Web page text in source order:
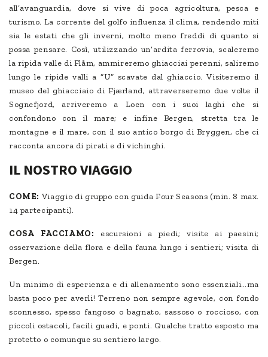
all’avanguardia, dove si vive di poca agricoltura, pesca e
turismo. La corrente del golfo influenza il clima, rendendo miti
sia le estati che gli inverni, molto meno freddi di quanto si
possa pensare. Così, utilizzando un’ardita ferrovia, scaleremo
la ripida valle di Flåm, ammireremo ghiacciai perenni, saliremo
lungo le ripide valli a “U” scavate dal ghiaccio. Visiteremo il
museo del ghiacciaio di Fjærland, attraverseremo due volte il
Sognefjord, arriveremo a Loen con i suoi laghi che si
confondono con il mare; e infine Bergen, stretta tra le
montagne e il mare, con il suo antico borgo di Bryggen, che ci
racconta ancora di pirati e di vichinghi.
IL NOSTRO VIAGGIO
COME: Viaggio di gruppo con guida Four Seasons (min. 8 max.
14 partecipanti).
COSA FACCIAMO: escursioni a piedi; visite ai paesini;
osservazione della flora e della fauna lungo i sentieri; visita di
Bergen.
Un minimo di esperienza e di allenamento sono essenziali…ma
basta poco per averli! Terreno non sempre agevole, con fondo
sconnesso, spesso fangoso o bagnato, sassoso o roccioso, con
piccoli ostacoli, facili guadi, e ponti. Qualche tratto esposto ma
protetto o comunque su sentiero largo.